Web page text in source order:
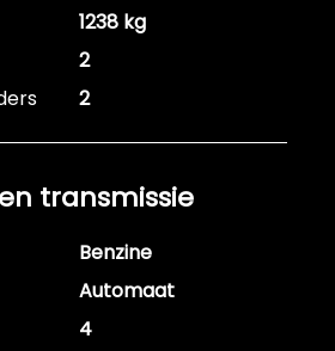
1238 kg
2
2
transmissie
Benzine
Automaat
4